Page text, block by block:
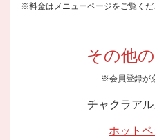
※料金はメニューページをご覧くだ
その他
※会員登録が
チャクラア
ホット